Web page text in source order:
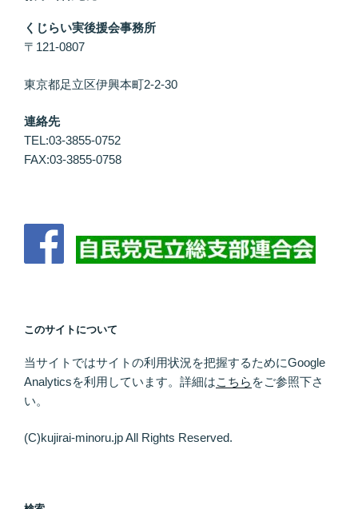
くじらい実後援会事務所
〒121-0807
東京都足立区伊興本町2-2-30
連絡先
TEL:03-3855-0752
FAX:03-3855-0758
このサイトについて
当サイトではサイトの利用状況を把握するためにGoogle
Analyticsを利用しています。 詳細はこちら をご参照下さ
い。
(C)kujirai-minoru.jp All Rights Reserved.